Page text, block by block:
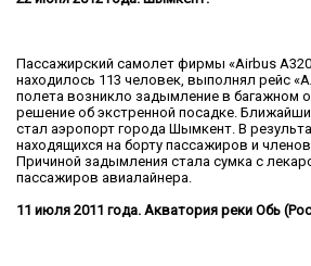
Пассажирский самолет фирмы «Airbus
находилось 113 человек, выполнял рейс
полета возникло задымление в багажном
решение об экстренной посадке.
стал аэропорт города Шымкент. В
находящихся на борту пассажиров и
Причиной задымления стала сумка с
пассажиров авиалайнера.
11 июля 2011 года. Акватория реки Обь